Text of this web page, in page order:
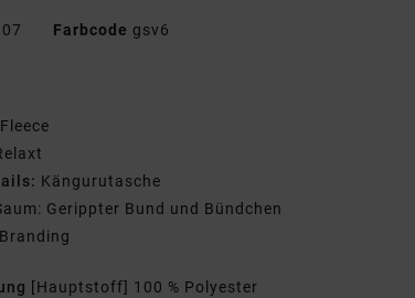
Farbcode gsv6
Kängurutasche
Gerippter Bund und Bündchen
[Hauptstoff] 100 % Polyester